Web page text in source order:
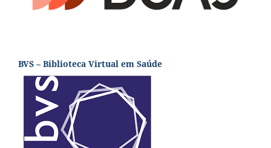
BVS – Biblioteca Virtual em Saúde